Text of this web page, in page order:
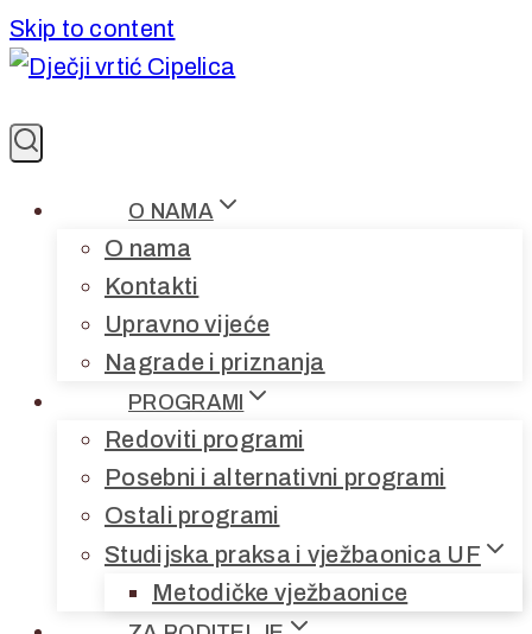
Skip to content
O NAMA
O nama
Kontakti
Upravno vijeće
Nagrade i priznanja
PROGRAMI
Redoviti programi
Posebni i alternativni programi
Ostali programi
Studijska praksa i vježbaonica UF
Metodičke vježbaonice